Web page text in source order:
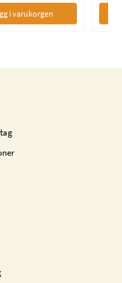
i varukorgen